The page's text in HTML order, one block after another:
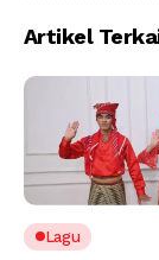
Artikel
Lagu